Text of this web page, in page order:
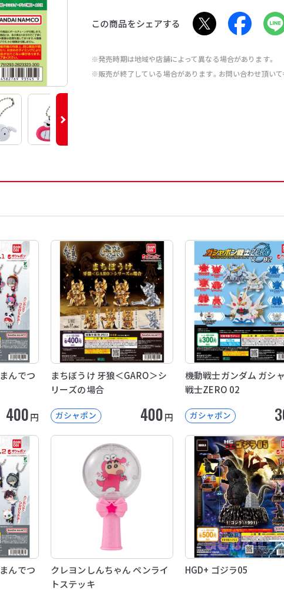
この商品をシェアする
※発売時期は地域や店舗によって異なる場合があります。
※販売が終了している場合があります。お問い合わせ頂い
んでつ
400円
まちぼうけ 牙狼＜GARO＞シ
リーズの場合
ガシャポン 400円
機動戦士ガンダム ガシ
戦士ZERO 02
ガシャポン
んでつ
クレヨンしんちゃん ペンライ
トステッキ
HGD+ ゴジラ05